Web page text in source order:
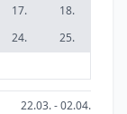
17.
18.
24.
25.
22.03. - 02.04.